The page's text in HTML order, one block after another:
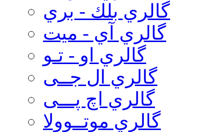
گالري بلك - بري
گالري آي - ميت
گالري او - تـو
گالري ال جــی
گالري اچ پـــی
گالري موتــوولا